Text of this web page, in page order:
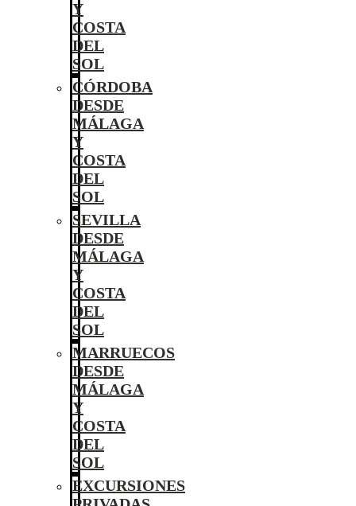
Y
COSTA
DEL
SOL
CÓRDOBA
DESDE
MÁLAGA
Y
COSTA
DEL
SOL
SEVILLA
DESDE
MÁLAGA
Y
COSTA
DEL
SOL
MARRUECOS
DESDE
MÁLAGA
Y
COSTA
DEL
SOL
EXCURSIONES